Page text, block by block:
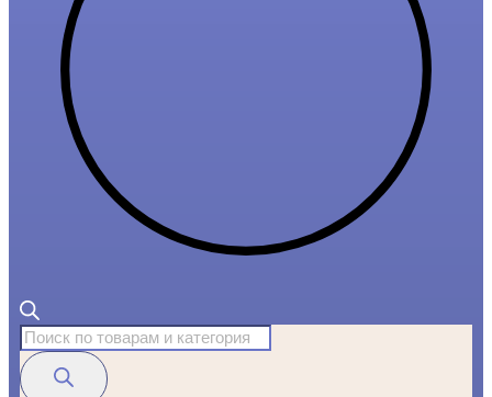
Поиск
товаров